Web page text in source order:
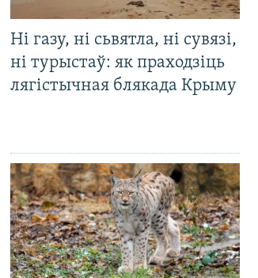
Ні газу, ні сьвятла, ні сувязі,
ні турыстаў: як праходзіць
лягістычная блякада Крыму